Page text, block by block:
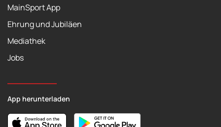
MainSport App
Ehrung und Jubiläen
Mediathek
Jobs
App herunterladen